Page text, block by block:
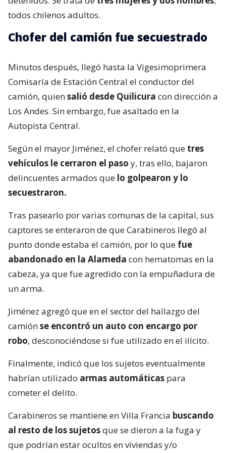
todos chilenos adultos.
Chofer del camión fue secuestrado
Minutos después, llegó hasta la Vigesimoprimera
Comisaría de Estación Central el conductor del
camión, quiensalió desde Quilicura con dirección a
Los Andes. Sin embargo, fue asaltado en la
Autopista Central.
Según el mayor Jiménez, el chofer relató que tres
vehículos le cerraron el paso y, tras ello, bajaron
delincuentes armados que lo golpearon y lo
secuestraron.
Tras pasearlo por varias comunas de la capital, sus
captores se enteraron de que Carabineros llegó al
punto donde estaba el camión, por lo que fue
abandonado en la Alameda con hematomas en la
cabeza, ya que fue agredido con la empuñadura de
un arma.
Jiménez agregó que en el sector del hallazgo del
camiónse encontró un auto con encargo por
robo, desconociéndose si fue utilizado en el ilícito.
Finalmente, indicó que los sujetos eventualmente
habrían utilizado armas automáticas para
cometer el delito.
Carabineros se mantiene en Villa Francia buscando
al resto de los sujetosque se dieron a la fuga y
que podrían estar ocultos en viviendas y/o